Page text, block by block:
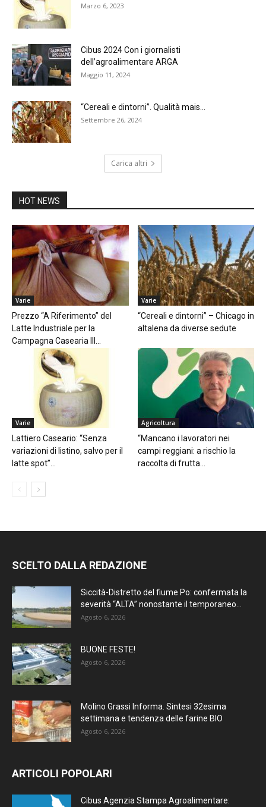
Marzo 6, 2023
Cibus 2024 Con i giornalisti
dell’agroalimentare ARGA
Maggio 11, 2024
“Cereali e dintorni”. Qualità mais…
Settembre 26, 2024
Carica altri
HOT NEWS
Varie
Prezzo “A Riferimento” del
Latte Industriale per la
Campagna Casearia III...
Varie
“Cereali e dintorni” – Chicago in
altalena da diverse sedute
Varie
Lattiero Caseario: “Senza
variazioni di listino, salvo per il
latte spot”...
Agricoltura
“Mancano i lavoratori nei
campi reggiani: a rischio la
raccolta di frutta...
SCELTO DALLA REDAZIONE
Siccità-Distretto del fiume Po: confermata la
severità “ALTA” nonostante il temporaneo...
Agosto 6, 2026
BUONE FESTE!
Agosto 6, 2026
Molino Grassi Informa. Sintesi 32esima
settimana e tendenza delle farine BIO
Agosto 6, 2026
ARTICOLI POPOLARI
Cibus Agenzia Stampa Agroalimentare: